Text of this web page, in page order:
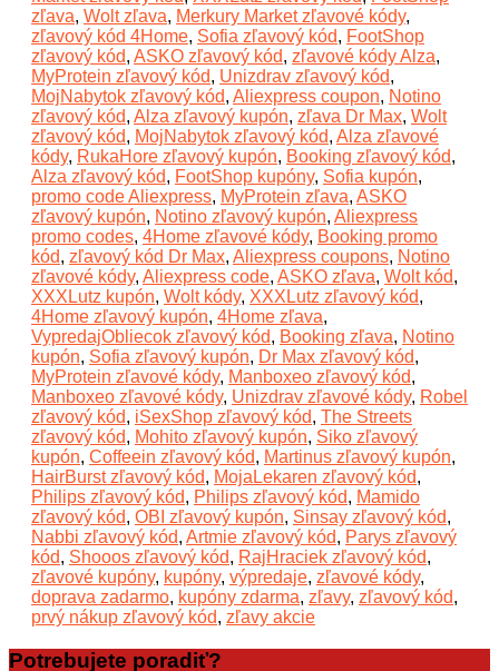
zľava, Wolt zľava, Merkury Market zľavové kódy,
zľavový kód 4Home, Sofia zľavový kód, FootShop
zľavový kód, ASKO zľavový kód, zľavové kódy Alza,
MyProtein zľavový kód, Unizdrav zľavový kód,
MojNabytok zľavový kód, Aliexpress coupon, Notino
zľavový kód, Alza zľavový kupón, zľava Dr Max, Wolt
zľavový kód, MojNabytok zľavový kód, Alza zľavové
kódy, RukaHore zľavový kupón, Booking zľavový kód,
Alza zľavový kód, FootShop kupóny, Sofia kupón,
promo code Aliexpress, MyProtein zľava, ASKO
zľavový kupón, Notino zľavový kupón, Aliexpress
promo codes, 4Home zľavové kódy, Booking promo
kód, zľavový kód Dr Max, Aliexpress coupons, Notino
zľavové kódy, Aliexpress code, ASKO zľava, Wolt kód,
XXXLutz kupón, Wolt kódy, XXXLutz zľavový kód,
4Home zľavový kupón, 4Home zľava,
VypredajObliecok zľavový kód, Booking zľava, Notino
kupón, Sofia zľavový kupón, Dr Max zľavový kód,
MyProtein zľavové kódy, Manboxeo zľavový kód,
Manboxeo zľavové kódy, Unizdrav zľavové kódy, Robel
zľavový kód, iSexShop zľavový kód, The Streets
zľavový kód, Mohito zľavový kupón, Siko zľavový
kupón, Coffeein zľavový kód, Martinus zľavový kupón,
HairBurst zľavový kód, MojaLekaren zľavový kód,
Philips zľavový kód, Philips zľavový kód, Mamido
zľavový kód, OBI zľavový kupón, Sinsay zľavový kód,
Nabbi zľavový kód, Artmie zľavový kód, Parys zľavový
kód, Shooos zľavový kód, RajHraciek zľavový kód,
zľavové kupóny, kupóny, výpredaje, zľavové kódy,
doprava zadarmo, kupóny zdarma, zľavy, zľavový kód,
prvý nákup zľavový kód, zľavy akcie
Potrebujete poradiť?